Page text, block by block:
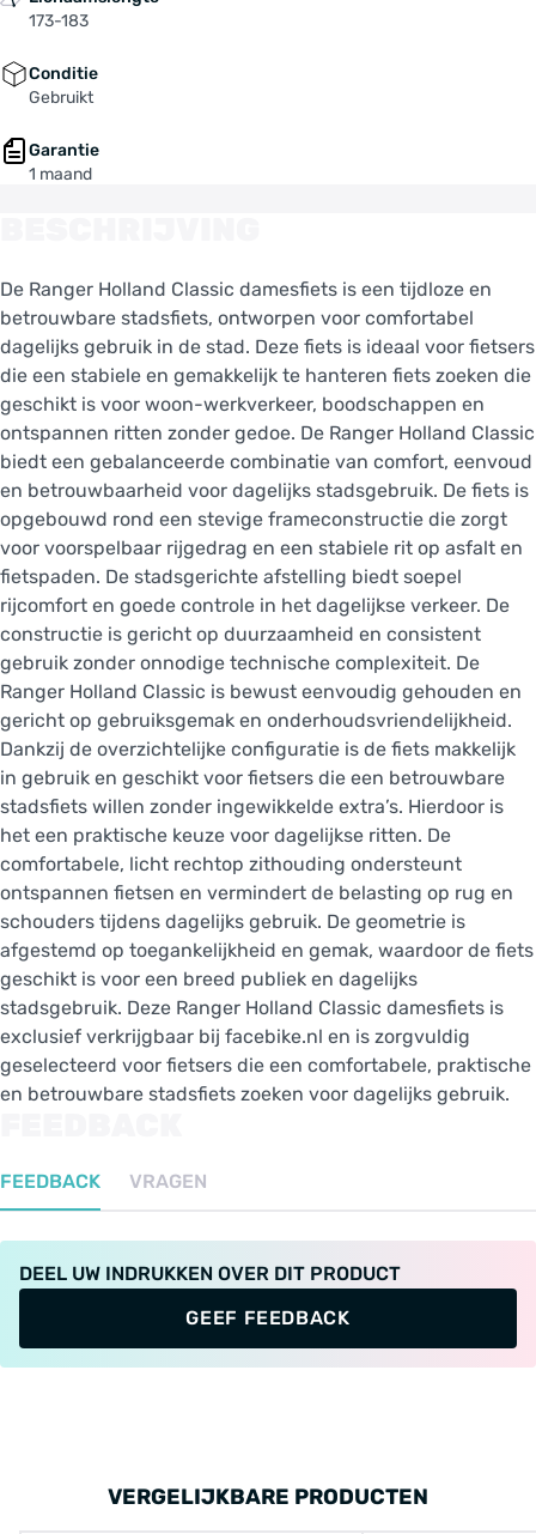
173-183
Conditie
Gebruikt
Garantie
1 maand
De Ranger Holland Classic damesfiets is een tijdloze en
betrouwbare stadsfiets, ontworpen voor comfortabel
dagelijks gebruik in de stad. Deze fiets is ideaal voor fietsers
die een stabiele en gemakkelijk te hanteren fiets zoeken die
geschikt is voor woon-werkverkeer, boodschappen en
ontspannen ritten zonder gedoe. De Ranger Holland Classic
biedt een gebalanceerde combinatie van comfort, eenvoud
en betrouwbaarheid voor dagelijks stadsgebruik. De fiets is
opgebouwd rond een stevige frameconstructie die zorgt
voor voorspelbaar rijgedrag en een stabiele rit op asfalt en
fietspaden. De stadsgerichte afstelling biedt soepel
rijcomfort en goede controle in het dagelijkse verkeer. De
constructie is gericht op duurzaamheid en consistent
gebruik zonder onnodige technische complexiteit. De
Ranger Holland Classic is bewust eenvoudig gehouden en
gericht op gebruiksgemak en onderhoudsvriendelijkheid.
Dankzij de overzichtelijke configuratie is de fiets makkelijk
in gebruik en geschikt voor fietsers die een betrouwbare
stadsfiets willen zonder ingewikkelde extra’s. Hierdoor is
het een praktische keuze voor dagelijkse ritten. De
comfortabele, licht rechtop zithouding ondersteunt
ontspannen fietsen en vermindert de belasting op rug en
schouders tijdens dagelijks gebruik. De geometrie is
afgestemd op toegankelijkheid en gemak, waardoor de fiets
geschikt is voor een breed publiek en dagelijks
stadsgebruik. Deze Ranger Holland Classic damesfiets is
exclusief verkrijgbaar bij facebike.nl en is zorgvuldig
geselecteerd voor fietsers die een comfortabele, praktische
en betrouwbare stadsfiets zoeken voor dagelijks gebruik.
FEEDBACK VRAGEN
DEEL UW INDRUKKEN OVER DIT PRODUCT
GEEF FEEDBACK
VERGELIJKBARE PRODUCTEN